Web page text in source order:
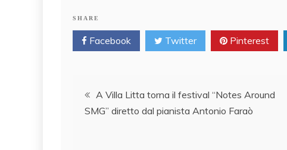
SHARE
Facebook Twitter Pinterest
Post
navigation
A Villa Litta torna il festival “Notes Around
SMG” diretto dal pianista Antonio Faraò